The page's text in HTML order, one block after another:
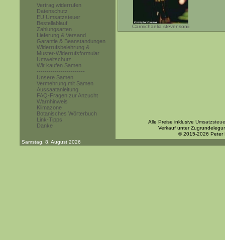
Vertrag widerrufen
Datenschutz
EU Umsatzsteuer
Bestellablauf
Zahlungsarten
Lieferung & Versand
Garantie & Beanstandungen
Widerrufsbelehrung &
Muster-Widerrufsformular
Umweltschutz
Wir kaufen Samen
------------------------
Unsere Samen
Vermehrung mit Samen
Aussaatanleitung
FAQ-Fragen zur Anzucht
Warnhinweis
Klimazone
Botanisches Wörterbuch
Link-Tipps
Danke
Carmichaelia stevensonii
Alle Preise inklusive
Verkauf unter
© 2015-2026 Peter
Samstag, 8. August 2026